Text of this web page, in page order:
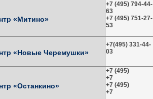
«Митино»
+7 (495) 794-44-
63
+7 (495) 751-27-
53
«Новые Черемушки»
+7(495) 331-44-
03
«Останкино»
+7 (495)
+7
+7 (495)
+7